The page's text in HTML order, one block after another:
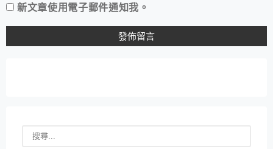
新文章使用電子郵件通知我。